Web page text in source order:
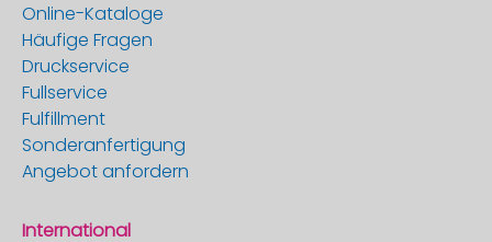
Online-Kataloge
Häufige Fragen
Druckservice
Fullservice
Fulfillment
Sonderanfertigung
Angebot anfordern
International